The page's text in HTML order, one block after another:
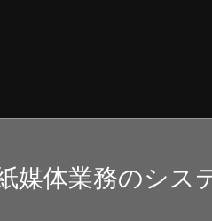
媒体業務のシス